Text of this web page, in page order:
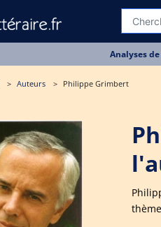
Analyses
Auteurs Philippe Grimbert